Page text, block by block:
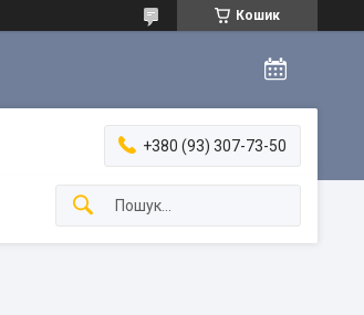
Кошик
+380 (93) 307-73-50